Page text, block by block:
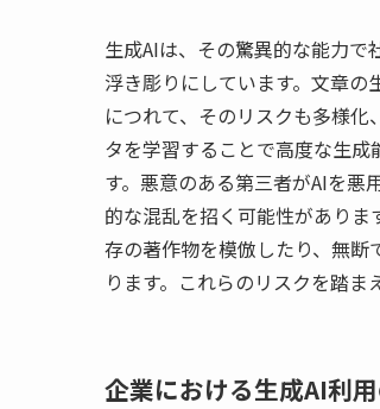
生成AIは、その驚異的な能力
浮き彫りにしています。文章
につれて、そのリスクも多様
タを学習することで高度な生
す。悪意のある第三者がAIを悪
的な混乱を招く可能性があり
存の著作物を模倣したり、無
ります。これらのリスクを踏ま
企業における生成AI利